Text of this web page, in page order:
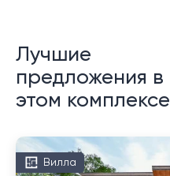
Лучшие
предложения в
этом комплексе
Вилла